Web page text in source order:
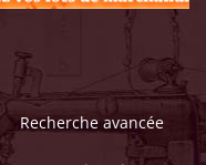
Recherche avancée